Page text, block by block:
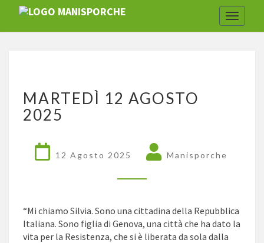
Toggle
12
MARTEDÌ 12 AGOSTO
2025
12 Agosto 2025 Manisporche
“Mi chiamo Silvia. Sono una cittadina della Repubblica
Italiana. Sono figlia di Genova, una città che ha dato la
vita per la Resistenza, che si è liberata da sola dalla